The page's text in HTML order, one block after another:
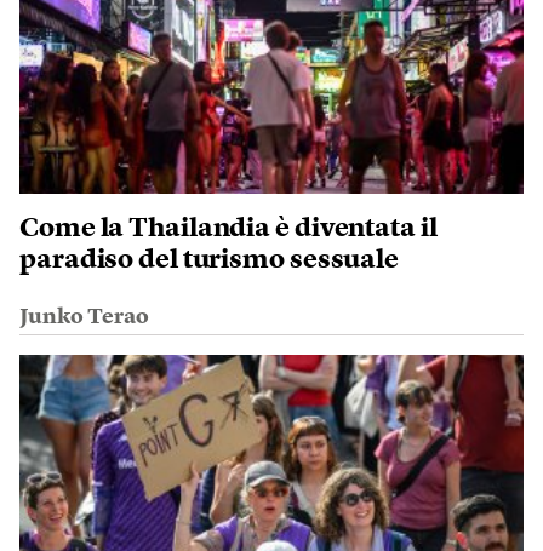
Come la Thailandia è diventata il
paradiso del turismo sessuale
Junko Terao